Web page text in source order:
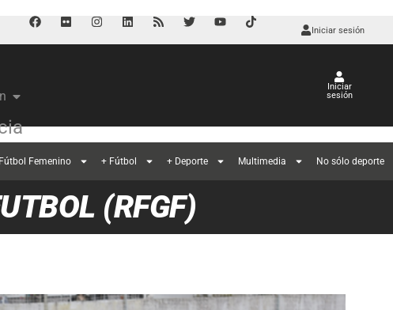
Iniciar sesión
Iniciar
sesión
Fútbol Femenino + Fútbol + Deporte Multimedia No sólo deporte
(RFGF)